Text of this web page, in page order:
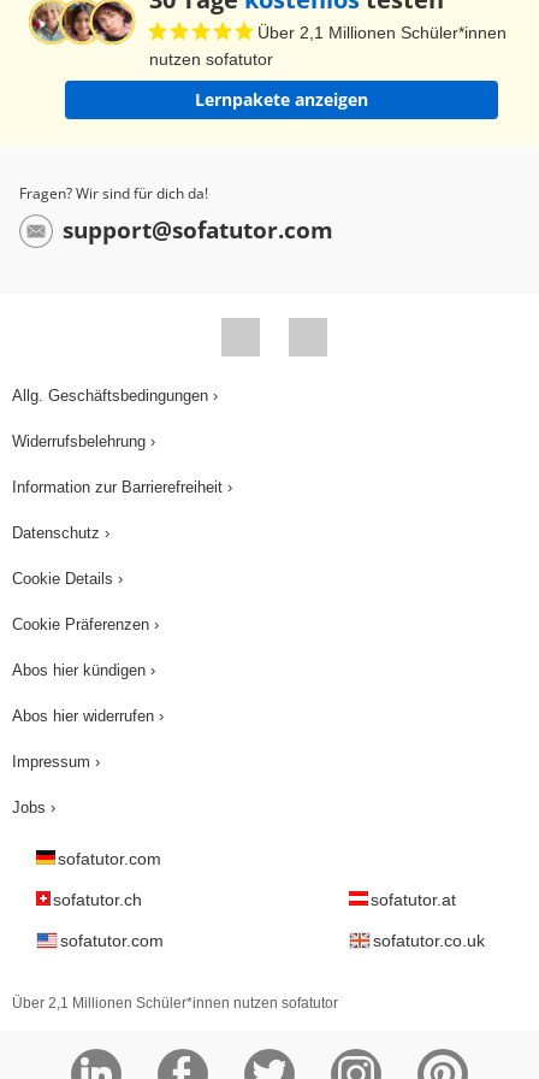
sein. Schulnote kannst du nicht einfach mit "note"
übersetzen. Du brauchst stattdessen das Wort
"mark". Denn "note" bedeutet "Notiz". In einem
Londoner Büro wirst du keinen "chef" in der
nämlich "Koch". Merke dir also: "Meinung" heißt
der in die "false friends-Falle" getappt ist.
Über 2,1 Millionen Schüler*innen
nutzen sofatutor
Lernpakete anzeigen
Fragen? Wir sind für dich da!
support@sofatutor.com
Allg. Geschäftsbedingungen ›
Widerrufsbelehrung ›
Information zur Barrierefreiheit ›
Datenschutz ›
Cookie Details ›
Cookie Präferenzen ›
Abos hier kündigen ›
Abos hier widerrufen ›
Impressum ›
Jobs ›
sofatutor.com
sofatutor.ch sofatutor.at
sofatutor.com sofatutor.co.uk
Über 2,1 Millionen Schüler*innen nutzen sofatutor